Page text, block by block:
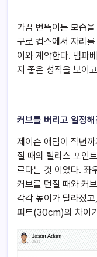
가끔 번뜩이는 모습
구로 컵스에서 자리
이와 계약한다. 탬파
지 좋은 성적을 보이
커브를 버리고 일정
제이슨 애덤이 작년
질 때의 릴리스 포인
르다는 것 이었다. 좌
커브를 던질 때와 커
각각 높이가 달라졌
피트(30cm)의 차이